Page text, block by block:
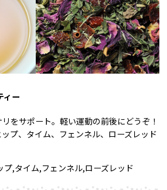
ィー
をサポート。軽い運動の前後にどうぞ！
プ、タイム、フェンネル、ローズレッド
プ,タイム,フェンネル,ローズレッド